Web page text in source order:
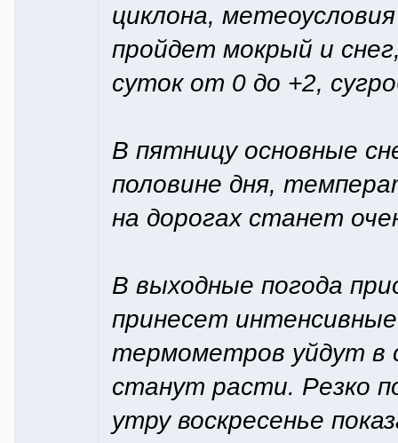
циклона,
пройдет мокрый и
суток от 0 до +2,
В пятницу основные
половине дня,
на дорогах станет
В выходные погода
принесет
термометров уйдут в
станут расти. Резко
утру воскресенье